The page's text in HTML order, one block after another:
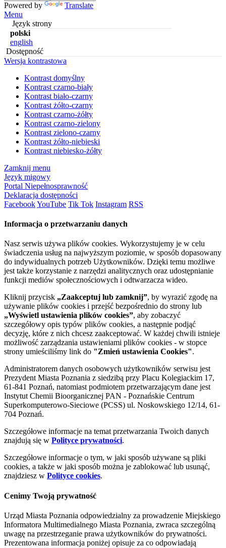
Powered by
Translate
Menu
Język strony
polski
english
Dostępność
Wersja kontrastowa
Kontrast domyślny
Kontrast czarno-biały
Kontrast biało-czarny
Kontrast żółto-czarny
Kontrast czarno-żółty
Kontrast czarno-zielony
Kontrast zielono-czarny
Kontrast żółto-niebieski
Kontrast niebiesko-żółty
Zamknij menu
Język migowy
Portal Niepełnosprawność
Deklaracja dostępności
FacebookYouTube Tik Tok Instagram RSS
Informacja o przetwarzaniu danych
Nasz serwis używa plików cookies. Wykorzystujemy je w celu
świadczenia usług na najwyższym poziomie, w sposób dopasowany
do indywidualnych potrzeb Użytkowników. Dzięki temu możliwe
jest także korzystanie z narzędzi analitycznych oraz udostępnianie
funkcji mediów społecznościowych i odtwarzacza wideo.
Kliknij przycisk „Zaakceptuj lub zamknij”, by wyrazić zgodę na
używanie plików cookies i przejść bezpośrednio do strony lub
„Wyświetl ustawienia plików cookies”, aby zobaczyć
szczegółowy opis typów plików cookies, a następnie podjąć
decyzję, które z nich chcesz zaakceptować. W każdej chwili istnieje
możliwość zarządzania ustawieniami plików cookies - w stopce
strony umieściliśmy link do "Zmień ustawienia Cookies".
Administratorem danych osobowych użytkowników serwisu jest
Prezydent Miasta Poznania z siedzibą przy Placu Kolegiackim 17,
61-841 Poznań, natomiast podmiotem przetwarzającym dane jest
Instytut Chemii Bioorganicznej PAN - Poznańskie Centrum
Superkomputerowo-Sieciowe (PCSS) ul. Noskowskiego 12/14, 61-
704 Poznań.
Szczegółowe informacje na temat przetwarzania Twoich danych
znajdują się w Polityce prywatności.
Szczegółowe informacje o tym, w jaki sposób używane są pliki
cookies, a także w jaki sposób można je zablokować lub usunąć,
znajdziesz w Polityce cookies.
Cenimy Twoją prywatność
Urząd Miasta Poznania odpowiedzialny za prowadzenie Miejskiego
Informatora Multimedialnego Miasta Poznania, zwraca szczególną
uwagę na przestrzeganie prawa użytkowników do prywatności.
Prezentowana informacja poniżej opisuje za co odpowiadają